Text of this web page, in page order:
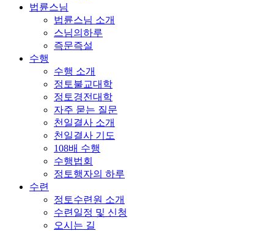
법륜스님
법륜스님 소개
스님의하루
즉문즉설
수행
수행 소개
정토불교대학
정토경전대학
자주 묻는 질문
천일결사 소개
천일결사 기도
108배 수행
수행법회
정토행자의 하루
수련
정토수련원 소개
수련일정 및 신청
오시는 길